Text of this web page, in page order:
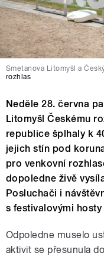
Smetanova Litomyšl a
rozhlas
Neděle 28. června
Litomyšl Českému
republice šplhaly k
jejich stín pod
pro venkovní
dopoledne živě
Posluchači i
s festivalovými
Odpoledne muselo
aktivit se přesunula